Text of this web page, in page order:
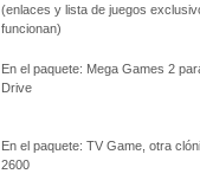
(enlaces y lista de juegos
funcionan)
En el paquete: Mega Games 2
Drive
En el paquete: TV Game, otra
2600